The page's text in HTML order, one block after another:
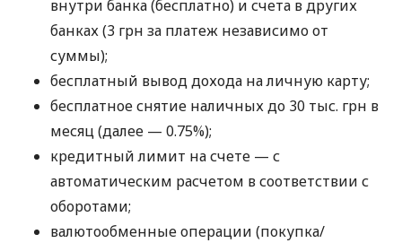
внутри банка (бесплатно) и счета в других
банках (3 грн за платеж независимо от
суммы);
бесплатный вывод дохода на личную карту;
бесплатное снятие наличных до 30 тыс. грн в
месяц (далее — 0.75%);
кредитный лимит на счете — с
автоматическим расчетом в соответствии с
оборотами;
валютообменные операции (покупка/